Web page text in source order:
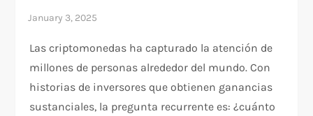
Las criptomonedas ha capturado la atención de
millones de personas alrededor del mundo. Con
historias de inversores que obtienen ganancias
sustanciales, la pregunta recurrente es: ¿cuánto